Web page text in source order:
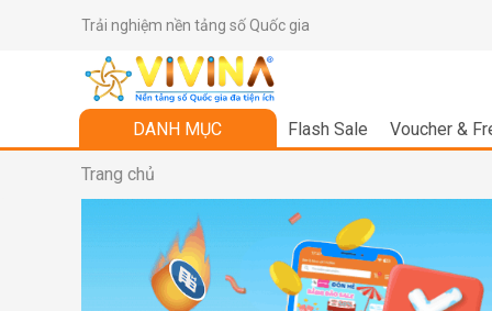
Trải nghiệm nền tảng số Quốc gia
DANH MỤC Flash Sale Voucher &
Trang chủ